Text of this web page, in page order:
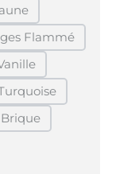
Option ist zurzeit
Flammé
Option ist
Option ist zurzeit
verfügbar.)
Option ist
verfügbar.)
Brique
Option ist zurzeit
verfügbar.)